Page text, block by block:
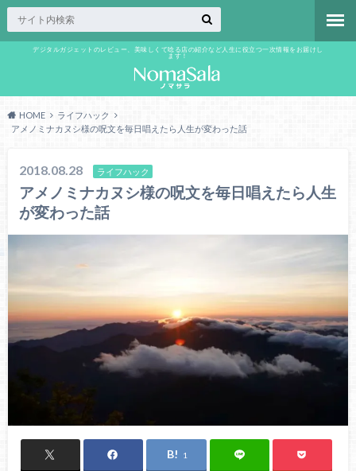
デジタルガジェットのレビュー、美味しくて唸る店の紹介など人生に役立つ一次情報をお届けし
ます！
HOME
ライフハック
アメノミナカヌシ様の呪文を毎日唱えたら人生が変わった話
2018.08.28 ライフハック
アメノミナカヌシ様の呪文を毎日唱えたら人生
が変わった話
1